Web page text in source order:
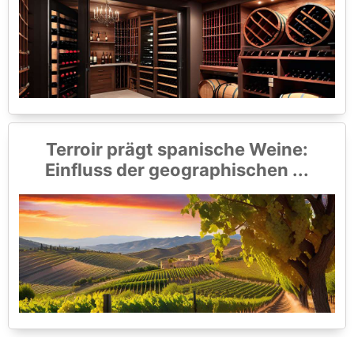
Terroir prägt spanische Weine:
Einfluss der geographischen ...